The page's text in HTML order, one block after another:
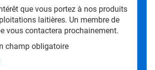
que vous portez à nos produits
laitières. Un membre de
vous contactera prochainement.
champ obligatoire